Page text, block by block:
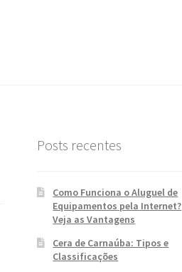
Posts recentes
Como Funciona o Aluguel de
Equipamentos pela Internet?
Veja as Vantagens
Cera de Carnaúba: Tipos e
Classificações